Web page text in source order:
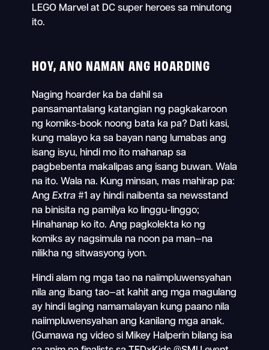
LEGO Marvel at DC super heroes sa minutong
ito.
HOY, ANO NAMAN ANG HOARDING
Naging hoarder ka ba dahil sa
pansamantalang katangian ng pagkakaroon
ng komiks-book noong bata ka pa? Dati kasi,
kung malayo ka sa bayan nang lumabas ang
isang isyu, hindi mo ito mahanap sa
pagbebenta makalipas ang isang buwan. Wala
na ito. Wala na. Kung minsan, mas mahirap pa:
Ang Extra#1 ay hindi naibenta sa newsstand
na binisita ng pamilya ko linggu-linggo;
Hinahanap ko ito. Ang pagkolekta ko ng
komiks ay nagsimula na noon pa man—na
nilikha ng sitwasyong iyon.
Hindi alam ng mga tao na naiimpluwensyahan
nila ang ibang tao—at kahit ang mga magulang
ay hindi laging namamalayan kung paano nila
naiimpluwensyahan ang kanilang mga anak.
(Gumawa ng video si Mikey Halperin bilang isa